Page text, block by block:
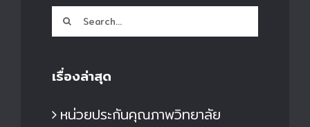
Search
for:
เรื่องล่าสุด
หน่วยประกันคุณภาพวิทยาลัย